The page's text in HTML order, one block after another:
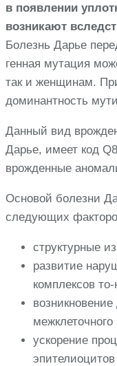
в появлении
возникают
Болезнь Дарье
генная мутация
так и женщинам.
доминантность
Данный вид
Дарье, имеет код
врожденные
Основой болезни
следующих
структурные
развитие
комплексов
ускорение